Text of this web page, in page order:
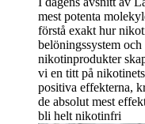
mest potenta
förstå exakt hur
belöningssystem
nikotinprodukter
vi en titt på
positiva effekterna,
de absolut mest
bli helt nikotinfri